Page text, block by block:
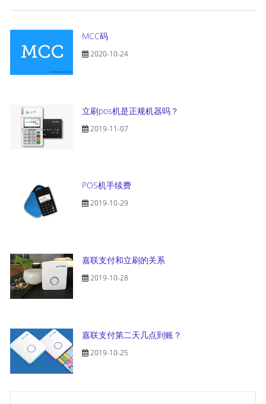
MCC码
2020-10-24
立刷pos机是正规机器吗？
2019-11-07
POS机手续费
2019-10-29
嘉联支付和立刷的关系
2019-10-28
嘉联支付第二天几点到账？
2019-10-25